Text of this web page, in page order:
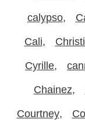
calypso
Cali
Cyrille
Chainez
Courtney